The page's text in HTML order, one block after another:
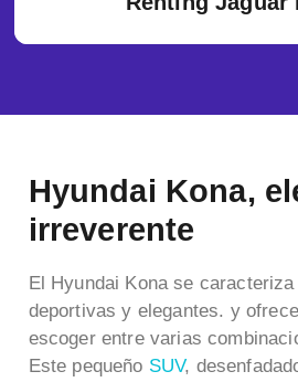
Hyundai Kona,
irreverente
El Hyundai Kona se
deportivas y elegantes. y
escoger entre varias
Este pequeño SUV,